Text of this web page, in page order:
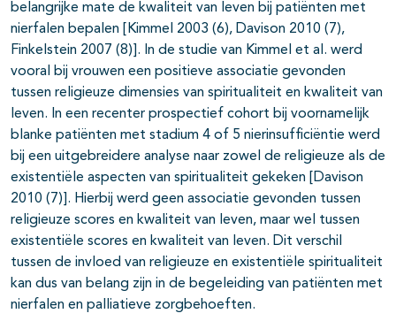
belangrijke mate de kwaliteit van leven bij patiënten met
nierfalen bepalen [Kimmel 2003 (6), Davison 2010 (7),
Finkelstein 2007 (8)]. In de studie van Kimmel et al. werd
vooral bij vrouwen een positieve associatie gevonden
tussen religieuze dimensies van spiritualiteit en kwaliteit van
leven. In een recenter prospectief cohort bij voornamelijk
blanke patiënten met stadium 4 of 5 nierinsufficiëntie werd
bij een uitgebreidere analyse naar zowel de religieuze als de
existentiële aspecten van spiritualiteit gekeken [Davison
2010 (7)]. Hierbij werd geen associatie gevonden tussen
religieuze scores en kwaliteit van leven, maar wel tussen
existentiële scores en kwaliteit van leven. Dit verschil
tussen de invloed van religieuze en existentiële spiritualiteit
kan dus van belang zijn in de begeleiding van patiënten met
nierfalen en palliatieve zorgbehoeften.